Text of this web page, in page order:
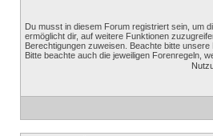
Du musst in diesem Forum registriert sein, um
ermöglicht dir, auf weitere Funktionen
Berechtigungen zuweisen. Beachte bitte
Bitte beachte auch die jeweiligen Forenregeln,